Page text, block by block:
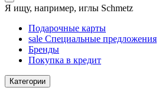
Я ищу, например, иглы Schmetz
Подарочные карты
sale Специальные предложения
Бренды
Покупка в кредит
Категории